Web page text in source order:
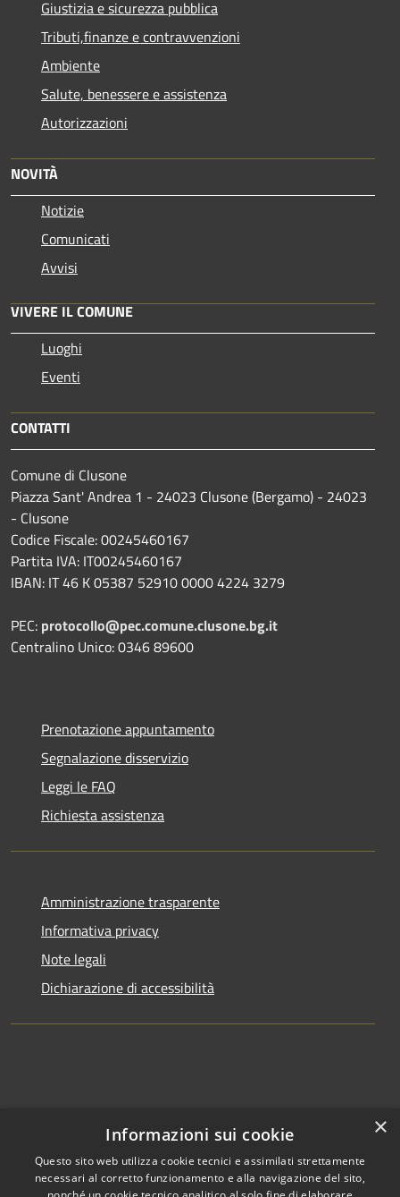
Giustizia e sicurezza pubblica
Tributi,finanze e contravvenzioni
Ambiente
Salute, benessere e assistenza
Autorizzazioni
NOVITÀ
Notizie
Comunicati
Avvisi
VIVERE IL COMUNE
Luoghi
Eventi
CONTATTI
Comune di Clusone
Piazza Sant' Andrea 1 - 24023 Clusone (Bergamo) - 24023
- Clusone
Codice Fiscale: 00245460167
Partita IVA: IT00245460167
IBAN: IT 46 K 05387 52910 0000 4224 3279
PEC: protocollo@pec.comune.clusone.bg.it
Centralino Unico: 0346 89600
Prenotazione appuntamento
Segnalazione disservizio
Leggi le FAQ
Richiesta assistenza
Amministrazione trasparente
Informativa privacy
Note legali
Dichiarazione di accessibilità
×
Informazioni sui cookie
Questo sito web utilizza cookie tecnici e assimilati strettamente
necessari al corretto funzionamento e alla navigazione del sito,